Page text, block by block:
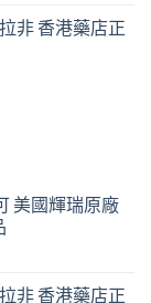
非 香港藥店正
美國輝瑞原廠
非 香港藥店正